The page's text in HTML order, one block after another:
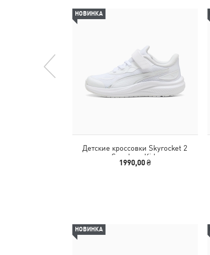
НОВИНКА
Детские кроссовки Skyrocket 2
Sneakers Kids
1990,00 ₴
НОВИНКА